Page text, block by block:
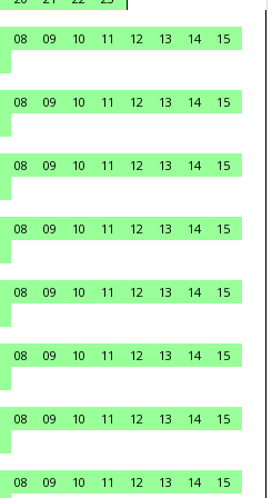
08 09 10 11 12 13 14
15
08 09 10 11 12 13 14
15
08 09 10 11 12 13 14
15
08 09 10 11 12 13 14
15
08 09 10 11 12 13 14
15
08 09 10 11 12 13 14
15
08 09 10 11 12 13 14
15
08 09 10 11 12 13 14
15